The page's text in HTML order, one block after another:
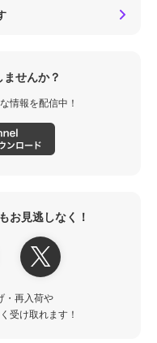
せんか？
情報を配信中！
お見逃しなく！
・再入荷や
受け取れます！